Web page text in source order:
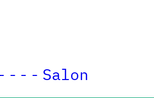
Salon